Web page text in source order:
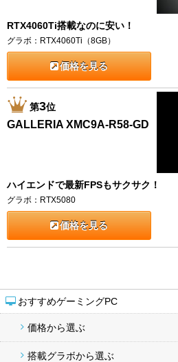
おすすめゲーミングPC
価格から選ぶ
搭載グラボから選ぶ
RTX4060Ti搭載なのに安い！
グラボ：RTX4060Ti（8GB）
価格を見る
第3位
GALLERIA XMC9A-R58-GD
ハイエンドで最新FPSもサクサク！
グラボ：RTX5080
価格を見る